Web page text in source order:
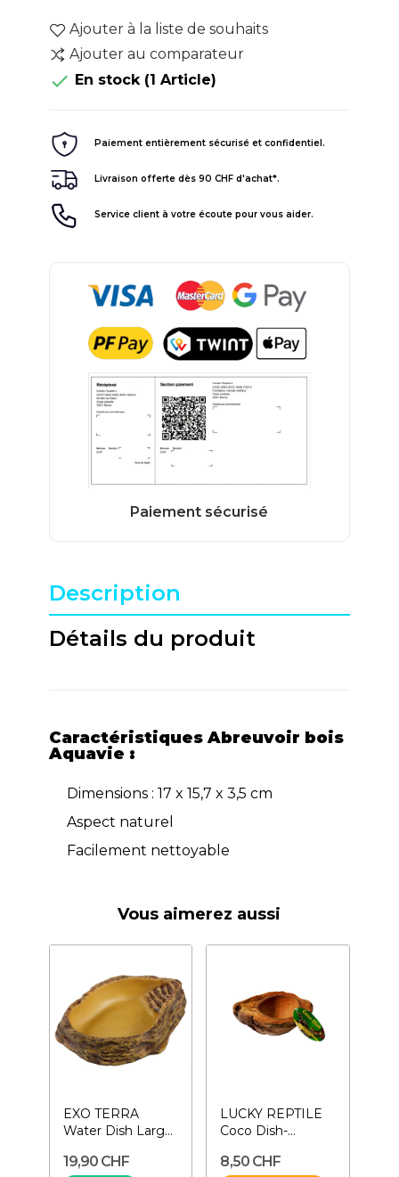
Ajouter à la liste de souhaits
Ajouter au comparateur
 En stock (1 Article)
Paiement entièrement sécurisé et confidentiel.
Livraison offerte dès 90 CHF d'achat*.
Service client à votre écoute pour vous aider.
Description
Détails du produit
Caractéristiques Abreuvoir bois
Aquavie :
Dimensions : 17 x 15,7 x 3,5 cm
Aspect naturel
Facilement nettoyable
Vous aimerez aussi
EXO TERRA
Water Dish Large-
pour reptiles
19,90 CHF
LUCKY REPTILE
Coco Dish-
coco
8,50 CHF